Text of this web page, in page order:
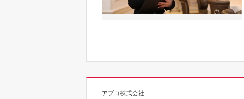
アブコ株式会社